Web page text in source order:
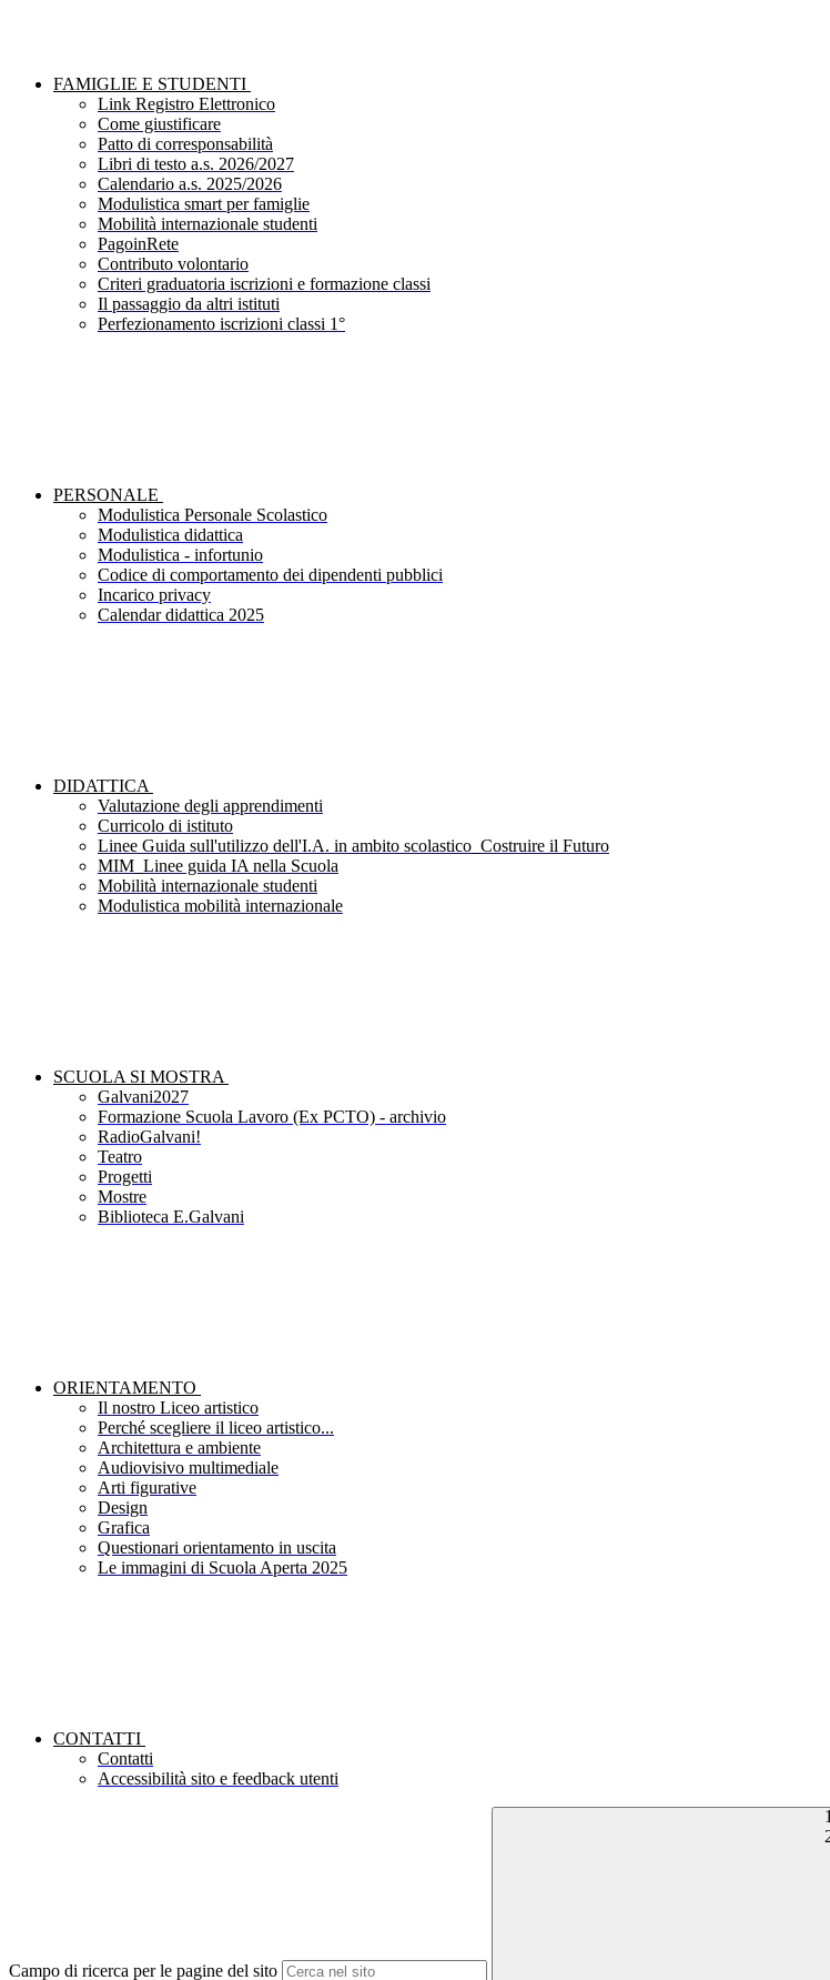
FAMIGLIE E STUDENTI
Link Registro Elettronico
Come giustificare
Patto di corresponsabilità
Libri di testo a.s. 2026/2027
Calendario a.s. 2025/2026
Modulistica smart per famiglie
Mobilità internazionale studenti
PagoinRete
Contributo volontario
Criteri graduatoria iscrizioni e formazione classi
Il passaggio da altri istituti
Perfezionamento iscrizioni classi 1°
PERSONALE
Modulistica Personale Scolastico
Modulistica didattica
Modulistica - infortunio
Codice di comportamento dei dipendenti pubblici
Incarico privacy
Calendar didattica 2025
DIDATTICA
Valutazione degli apprendimenti
Curricolo di istituto
Linee Guida sull'utilizzo dell'I.A. in ambito scolastico_Costruire il Futuro
MIM_Linee guida IA nella Scuola
Mobilità internazionale studenti
Modulistica mobilità internazionale
SCUOLA SI MOSTRA
Galvani2027
Formazione Scuola Lavoro (Ex PCTO) - archivio
RadioGalvani!
Teatro
Progetti
Mostre
Biblioteca E.Galvani
ORIENTAMENTO
Il nostro Liceo artistico
Perché scegliere il liceo artistico...
Architettura e ambiente
Audiovisivo multimediale
Arti figurative
Design
Grafica
Questionari orientamento in uscita
Le immagini di Scuola Aperta 2025
CONTATTI
Contatti
Accessibilità sito e feedback utenti
Campo di ricerca per le pagine del sito